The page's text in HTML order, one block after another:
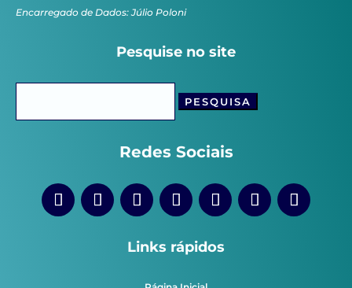
Encarregado de Dados: Júlio Poloni
Pesquise no site
Redes Sociais
Links rápidos